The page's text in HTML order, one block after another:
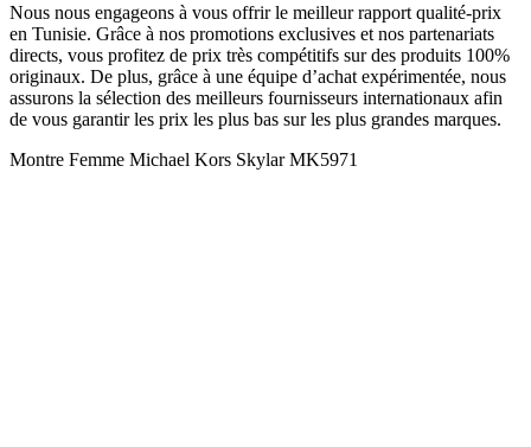
Nous nous engageons à vous offrir le meilleur rapport qualité-prix
en Tunisie. Grâce à nos promotions exclusives et nos partenariats
directs, vous profitez de prix très compétitifs sur des produits 100%
originaux. De plus, grâce à une équipe d’achat expérimentée, nous
assurons la sélection des meilleurs fournisseurs internationaux afin
de vous garantir les prix les plus bas sur les plus grandes marques.
Montre Femme Michael Kors Skylar MK5971